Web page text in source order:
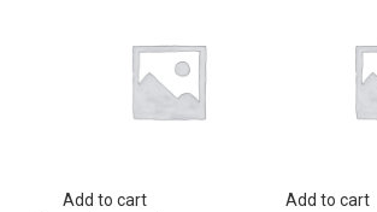
Add to cart Add to cart